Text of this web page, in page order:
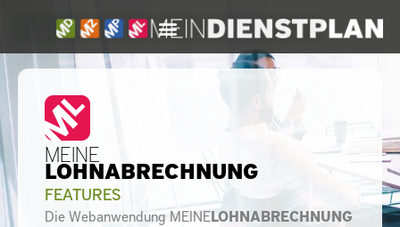
Zum
Inhalt
springen
MEINE
LOHNABRECHNUNG
FEATURES
Die Webanwendung MEINELOHNABRECHNUNG